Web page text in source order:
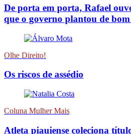
De porta em porta, Rafael
que o governo plantou de
Olhe Direito!
Os riscos de assédio
Coluna Mulher Mais
Atleta piauiense coleciona